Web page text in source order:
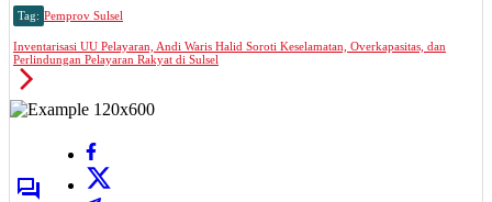
Tag: Pemprov Sulsel
Inventarisasi UU Pelayaran, Andi Waris Halid Soroti Keselamatan, Overkapasitas, dan
Perlindungan Pelayaran Rakyat di Sulsel